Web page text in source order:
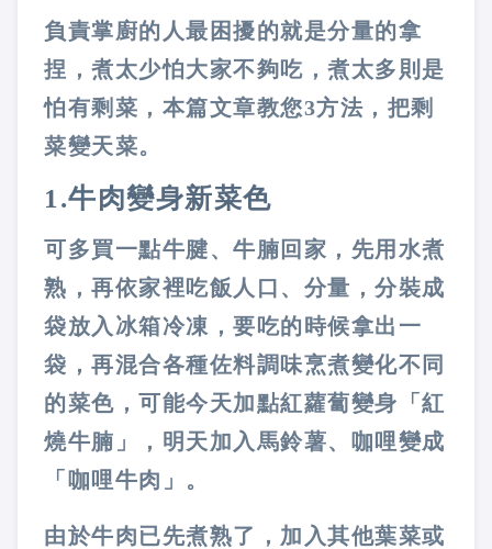
負責掌廚的人最困擾的就是分量的拿
捏，煮太少怕大家不夠吃，煮太多則是
怕有剩菜，本篇文章教您3方法，把剩
菜變天菜。
1.牛肉變身新菜色
可多買一點牛腱、牛腩回家，先用水煮
熟，再依家裡吃飯人口、分量，分裝成
袋放入冰箱冷凍，要吃的時候拿出一
袋，再混合各種佐料調味烹煮變化不同
的菜色，可能今天加點紅蘿蔔變身「紅
燒牛腩」，明天加入馬鈴薯、咖哩變成
「咖哩牛肉」。
由於牛肉已先煮熟了，加入其他葉菜或